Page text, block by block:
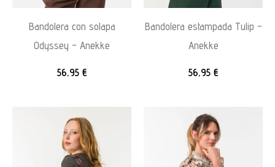
Bandolera con solapa
Odyssey – Anekke
56,95 €
Bandolera estampada Tulip –
Anekke
56,95 €